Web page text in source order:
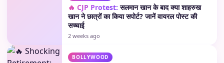
🔥 CJP Protest: सलमान खान के बाद क्या शाहरुख
खान ने छात्रों का किया सपोर्ट? जानें वायरल पोस्ट की
सच्चाई
2 weeks ago
BOLLYWOOD